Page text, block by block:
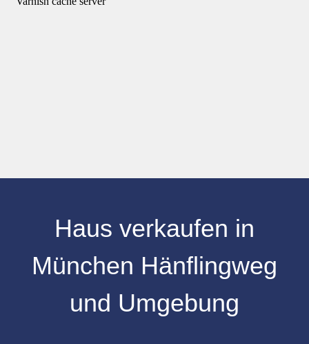
Haus verkaufen in
München Hänflingweg
und Umgebung